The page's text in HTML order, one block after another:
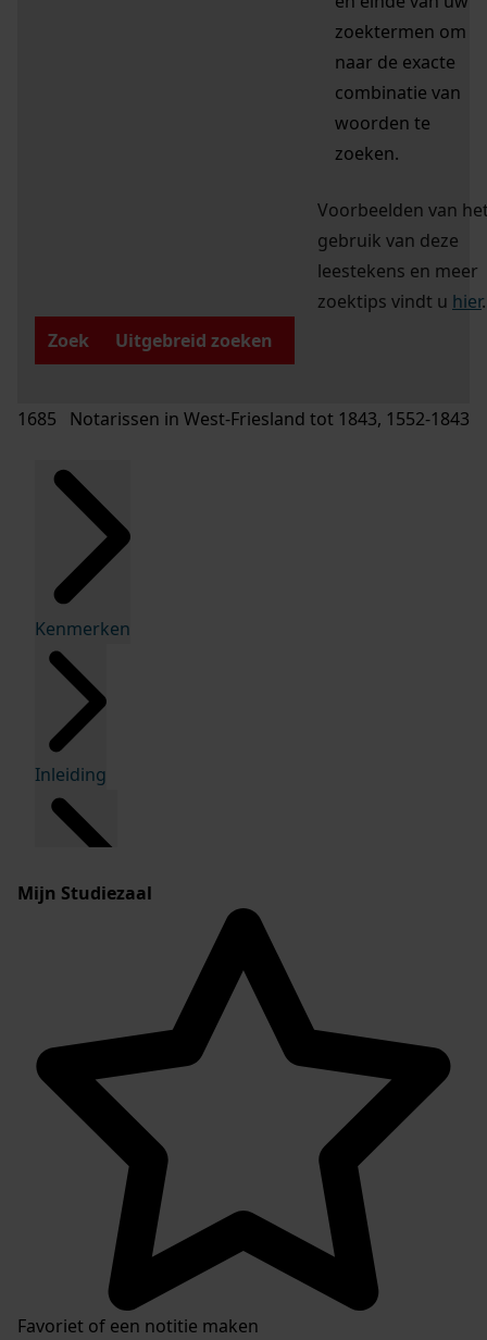
zoektermen om
naar de exacte
combinatie van
woorden te
zoeken.
Voorbeelden van
gebruik van deze
leestekens en meer
zoektips vindt u hier.
Zoek
Uitgebreid zoeken
1685 Notarissen in West-Friesland tot 1843, 1552-1843
Kenmerken
Inleiding
Mijn Studiezaal
Favoriet of een notitie maken